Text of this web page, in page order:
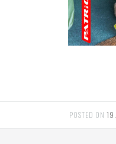
POSTED ON